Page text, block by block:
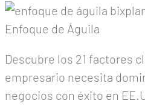
Enfoque de Águila
Descubre los 21 factores
empresario necesita
negocios con éxito en